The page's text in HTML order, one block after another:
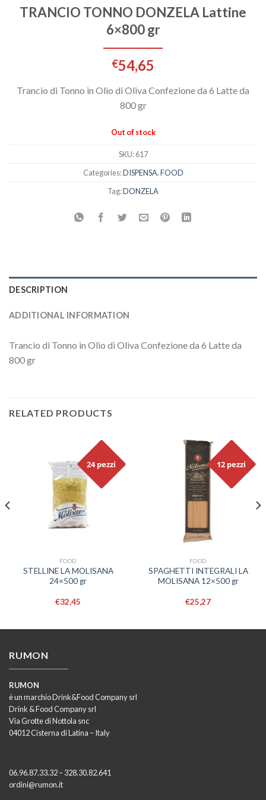
TRANCIO TONNO DONZELA Lattine
6×800 gr
€54,65
Trancio di Tonno in Olio di Oliva Confezione da 6 Latte da
800 gr
Out of stock
SKU:617
Categories:DISPENSA,FOOD
Tag:DONZELA
DESCRIPTION
ADDITIONAL INFORMATION
Trancio di Tonno in Olio di Oliva Confezione da 6 Latte da
800 gr
RELATED PRODUCTS
24 pezzi
FOOD
STELLINE LA MOLISANA
24×500 gr
€32,45
12 pezzi
FOOD
SPAGHETTI INTEGRALI LA
MOLISANA 12×500 gr
€25,27
RUMON
RUMON
è un marchio Drink&Food Company srl
Drink & Food Company srl
Via Grotte di Nottola snc
04012 Cisterna di Latina – Italy
06.96.87.33.32 – 328.30.82.641
ordini@rumon.it